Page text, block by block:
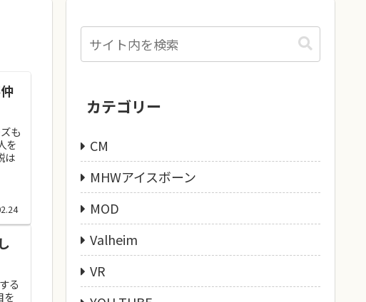
も
を
は
る
を
カテゴリー
CM
MHWアイスボーン
MOD
Valheim
VR